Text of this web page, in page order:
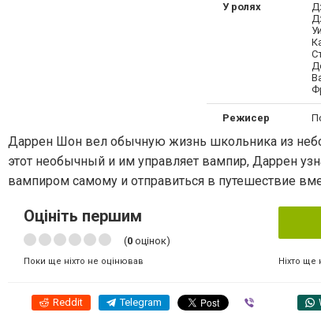
У ролях
Режисер
Даррен Шон вел обычную жизнь школьника из
этот необычный и им управляет вампир, Даррен
вампиром самому и отправиться в путешествие
Оцініть першим
(0 оцінок)
Поки ще ніхто не оцінював Ніхто ще
Reddit Telegram